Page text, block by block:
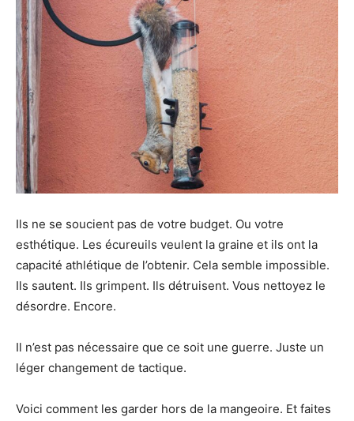
Ils ne se soucient pas de votre budget. Ou votre
esthétique. Les écureuils veulent la graine et ils ont la
capacité athlétique de l’obtenir. Cela semble impossible.
Ils sautent. Ils grimpent. Ils détruisent. Vous nettoyez le
désordre. Encore.
Il n’est pas nécessaire que ce soit une guerre. Juste un
léger changement de tactique.
Voici comment les garder hors de la mangeoire. Et faites